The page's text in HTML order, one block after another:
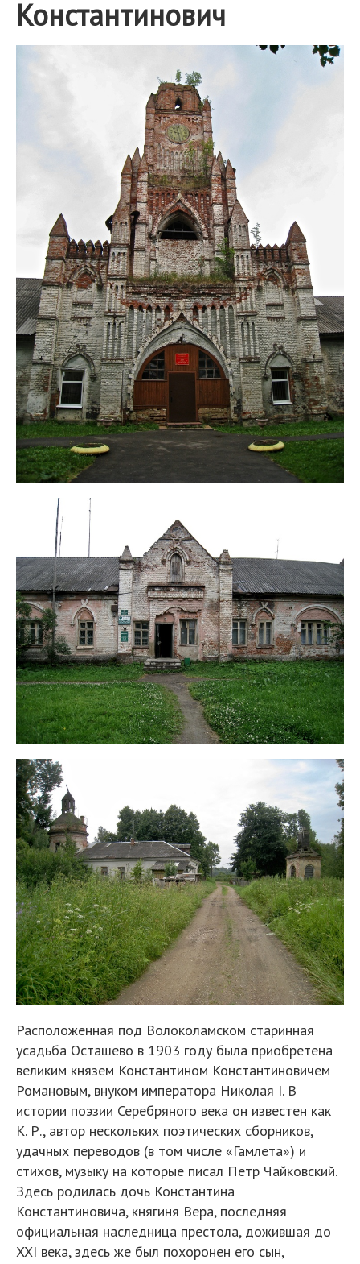
Константинович
Расположенная под Волоколамском старинная
усадьба Осташево в 1903 году была приобретена
великим князем Константином Константиновичем
Рома­новым, внуком императора Николая I. В
истории поэзии Серебряного века он известен как
К. Р., автор нескольких поэтических сборников,
удачных переводов (в том числе «Гамлета») и
стихов, музыку на которые писал Петр Чайковский.
Здесь родилась дочь Константина
Константиновича, княгиня Вера, последняя
официальная наследница престола, дожившая до
XXI века, здесь же был похоронен его сын,